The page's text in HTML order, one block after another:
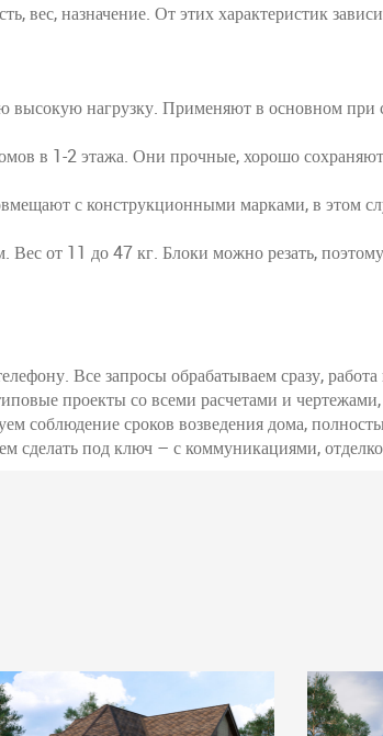
вес, назначение. От этих характеристик
нагрузку. Применяют в основном при
в 1-2 этажа. Они прочные, хорошо
с конструкционными марками, в этом
от 11 до 47 кг. Блоки можно резать,
Все запросы обрабатываем сразу,
проекты со всеми расчетами и
соблюдение сроков возведения дома,
сделать под ключ – с коммуникациями,